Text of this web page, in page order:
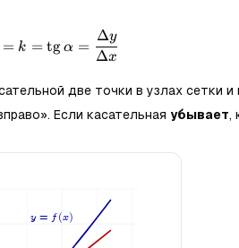
= k = tg α =
Δx
Δy
две точки в узлах сетки и
Если касательная убывает,